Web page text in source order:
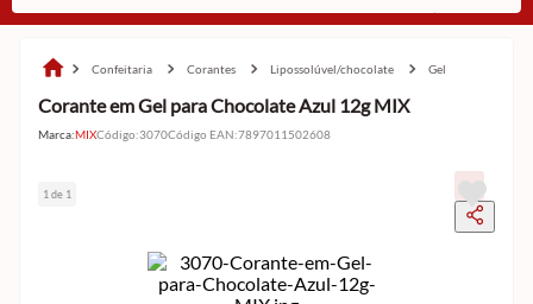
confeitaria corantes lipossolúvel/chocolate gel
Corante em Gel para Chocolate Azul 12g MIX
Marca:MIXCódigo:3070Código EAN:7897011502608
1 de 1